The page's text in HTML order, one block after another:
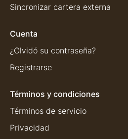
Sincronizar cartera externa
Cuenta
¿Olvidó su contraseña?
Registrarse
Términos y condiciones
Términos de servicio
Privacidad